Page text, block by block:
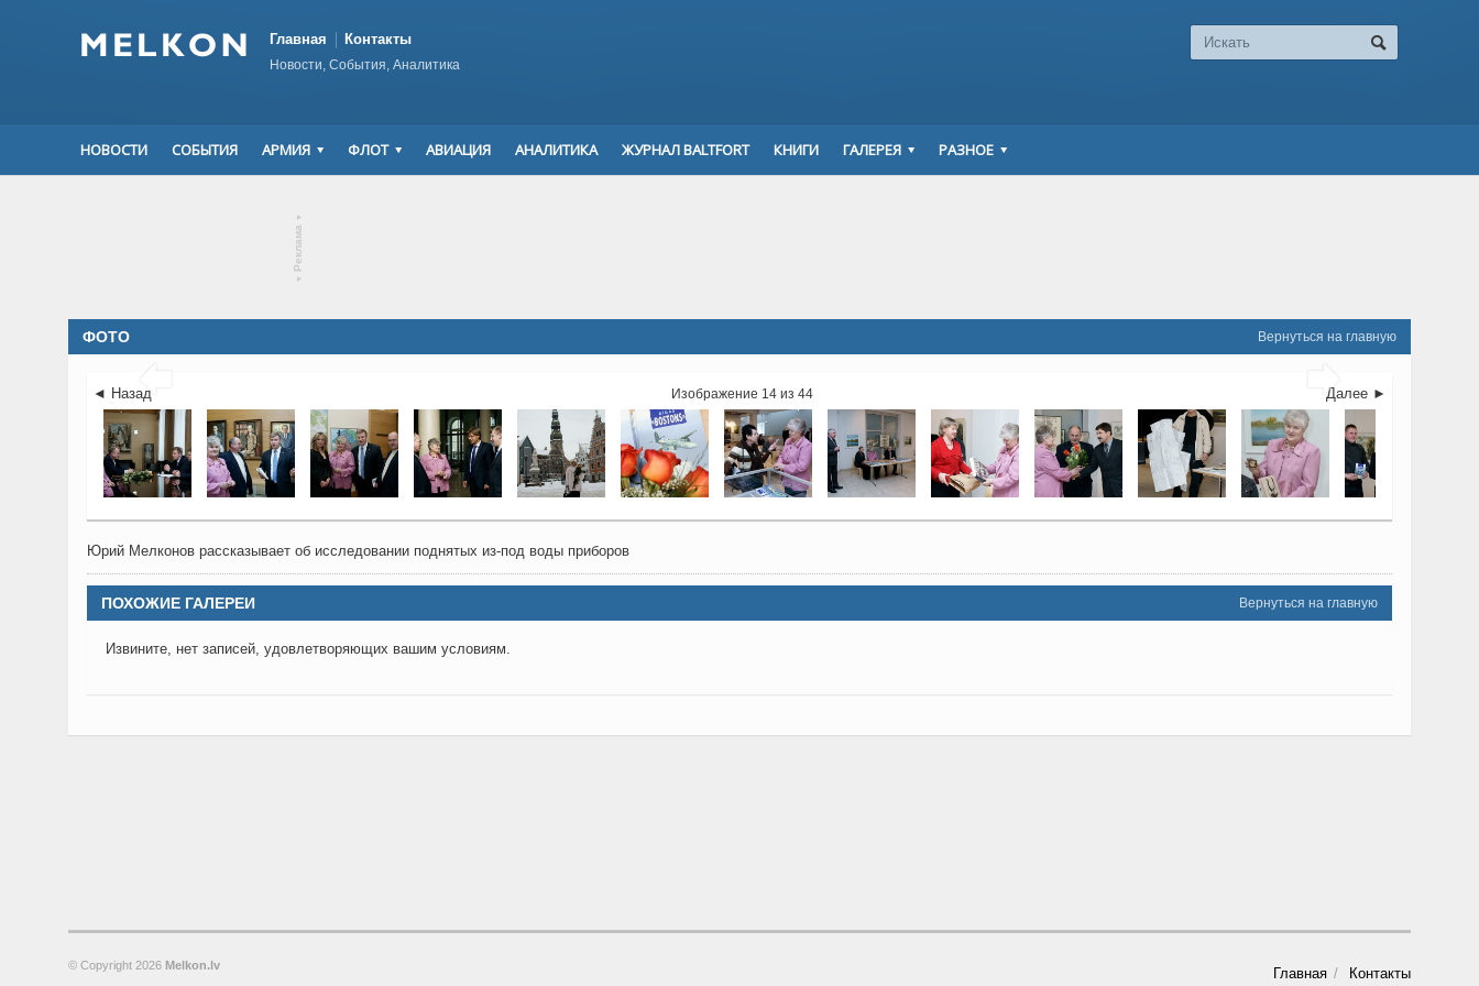
Главная Контакты
Новости, События, Аналитика
НОВОСТИ СОБЫТИЯ АРМИЯ ФЛОТ АВИАЦИЯ АНАЛИТИКА ЖУРНАЛ BALTFORT КНИГИ ГАЛЕРЕЯ РАЗНОЕ
▾
Реклама
▾
Вернуться на главную
ФОТО
 
◄ Назад Далее ►
Изображение 14 из 44
Юрий Мелконов рассказывает об исследовании поднятых из-под воды приборов
Вернуться на главную
ПОХОЖИЕ ГАЛЕРЕИ
Извините, нет записей, удовлетворяющих вашим условиям.
Главная Контакты
© Copyright 2026 Melkon.lv